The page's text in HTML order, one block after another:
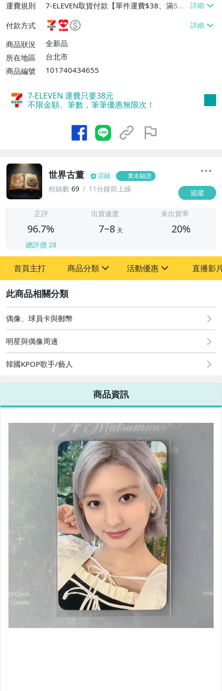
運費規則
7-ELEVEN取貨付款【單件運費$38、滿5件
或消費滿$1298免運費】、7-ELEVEN取貨
不付款【免運費】、萊爾富取貨付款【單件
運費$60、滿5件或消費滿$1298免運
費】、宅配/貨運【單件運費$120、滿5件
付款方式
商品狀況
全新品
所在地區
台北市
商品編號
101740434655
7-ELEVEN 運費只要38元
不限金額、筆數，筆筆優惠無限次！
世界古董 店鋪 實名驗證
粉絲數 69 11分鐘前上線 追蹤
正評
96.7%
總評價 28
出貨速度
7~8 天
未出貨率
20%
首頁主打 商品分類
其它
活動優惠
[全店] 粉絲專享
[全店] 周年慶
直播影
偶像、球員卡與郵幣
明星與偶像周邊
韓國KPOP歌手/藝人
商品資訊